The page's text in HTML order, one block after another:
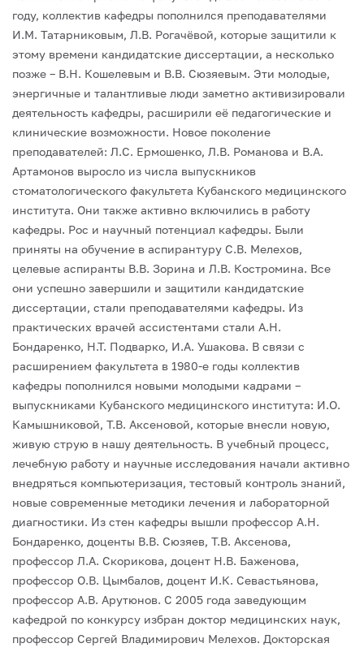
году, коллектив кафедры пополнился преподавателями
И.М. Татарниковым, Л.В. Рогачёвой, которые защитили к
этому времени кандидатские диссертации, а несколько
позже – В.Н. Кошелевым и В.В. Сюзяевым. Эти молодые,
энергичные и талантливые люди заметно активизировали
деятельность кафедры, расширили её педагогические и
клинические возможности. Новое поколение
преподавателей: Л.С. Ермошенко, Л.В. Романова и В.А.
Артамонов выросло из числа выпускников
стоматологического факультета Кубанского медицинского
института. Они также активно включились в работу
кафедры. Рос и научный потенциал кафедры. Были
приняты на обучение в аспирантуру С.В. Мелехов,
целевые аспиранты В.В. Зорина и Л.В. Костромина. Все
они успешно завершили и защитили кандидатские
диссертации, стали преподавателями кафедры. Из
практических врачей ассистентами стали А.Н.
Бондаренко, Н.Т. Подварко, И.А. Ушакова. В связи с
расширением факультета в 1980-е годы коллектив
кафедры пополнился новыми молодыми кадрами –
выпускниками Кубанского медицинского института: И.О.
Камышниковой, Т.В. Аксеновой, которые внесли новую,
живую струю в нашу деятельность. В учебный процесс,
лечебную работу и научные исследования начали активно
внедряться компьютеризация, тестовый контроль знаний,
новые современные методики лечения и лабораторной
диагностики. Из стен кафедры вышли профессор А.Н.
Бондаренко, доценты В.В. Сюзяев, Т.В. Аксенова,
профессор Л.А. Скорикова, доцент Н.В. Баженова,
профессор О.В. Цымбалов, доцент И.К. Севастьянова,
профессор А.В. Арутюнов. С 2005 года заведующим
кафедрой по конкурсу избран доктор медицинских наук,
профессор Сергей Владимирович Мелехов. Докторская